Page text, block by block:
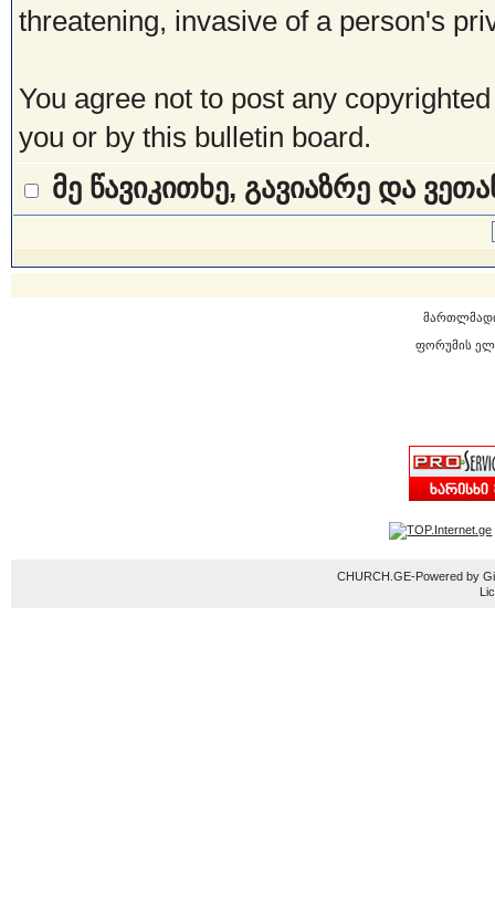
threatening, invasive of a person's
You agree not to post any
you or by this bulletin board.
მე წავიკითხე, გავიაზრე და
ფორუმის
CHURCH.GE-Powered by